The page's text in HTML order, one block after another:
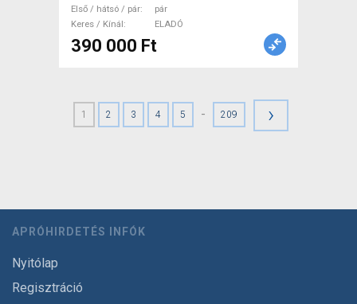
Első / hátsó / pár
pár
Keres / Kínál
ELADÓ
390 000 Ft
1 2 3 4 5 - 209 ›
APRÓHIRDETÉS INFÓK
Nyitólap
Regisztráció